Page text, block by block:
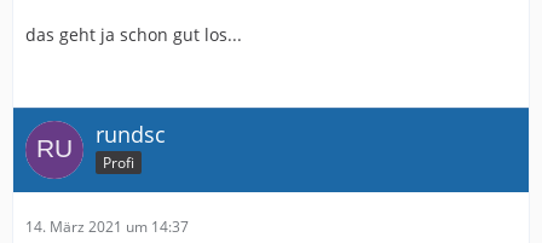
das geht ja schon gut los...
rundsc
Profi
14. März 2021 um 14:37